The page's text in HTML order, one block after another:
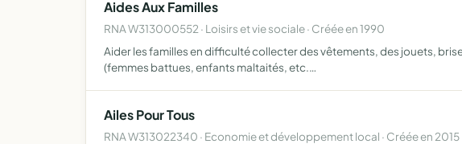
Aides Aux Familles
RNA W313000552 · Loisirs et vie sociale · Créée en 1990
Aider les familles en difficulté collecter des vêtements, des jouets,
(femmes battues, enfants maltaités, etc.…
Ailes Pour Tous
RNA W313022340 · Economie et développement local · Créée en 2015